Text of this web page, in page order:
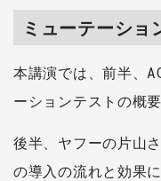
ミューテーショ
本講演では、前半、
ーションテストの概
後半、ヤフーの片山
の導入の流れと効果